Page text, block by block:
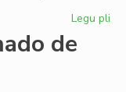
Legu pli
de